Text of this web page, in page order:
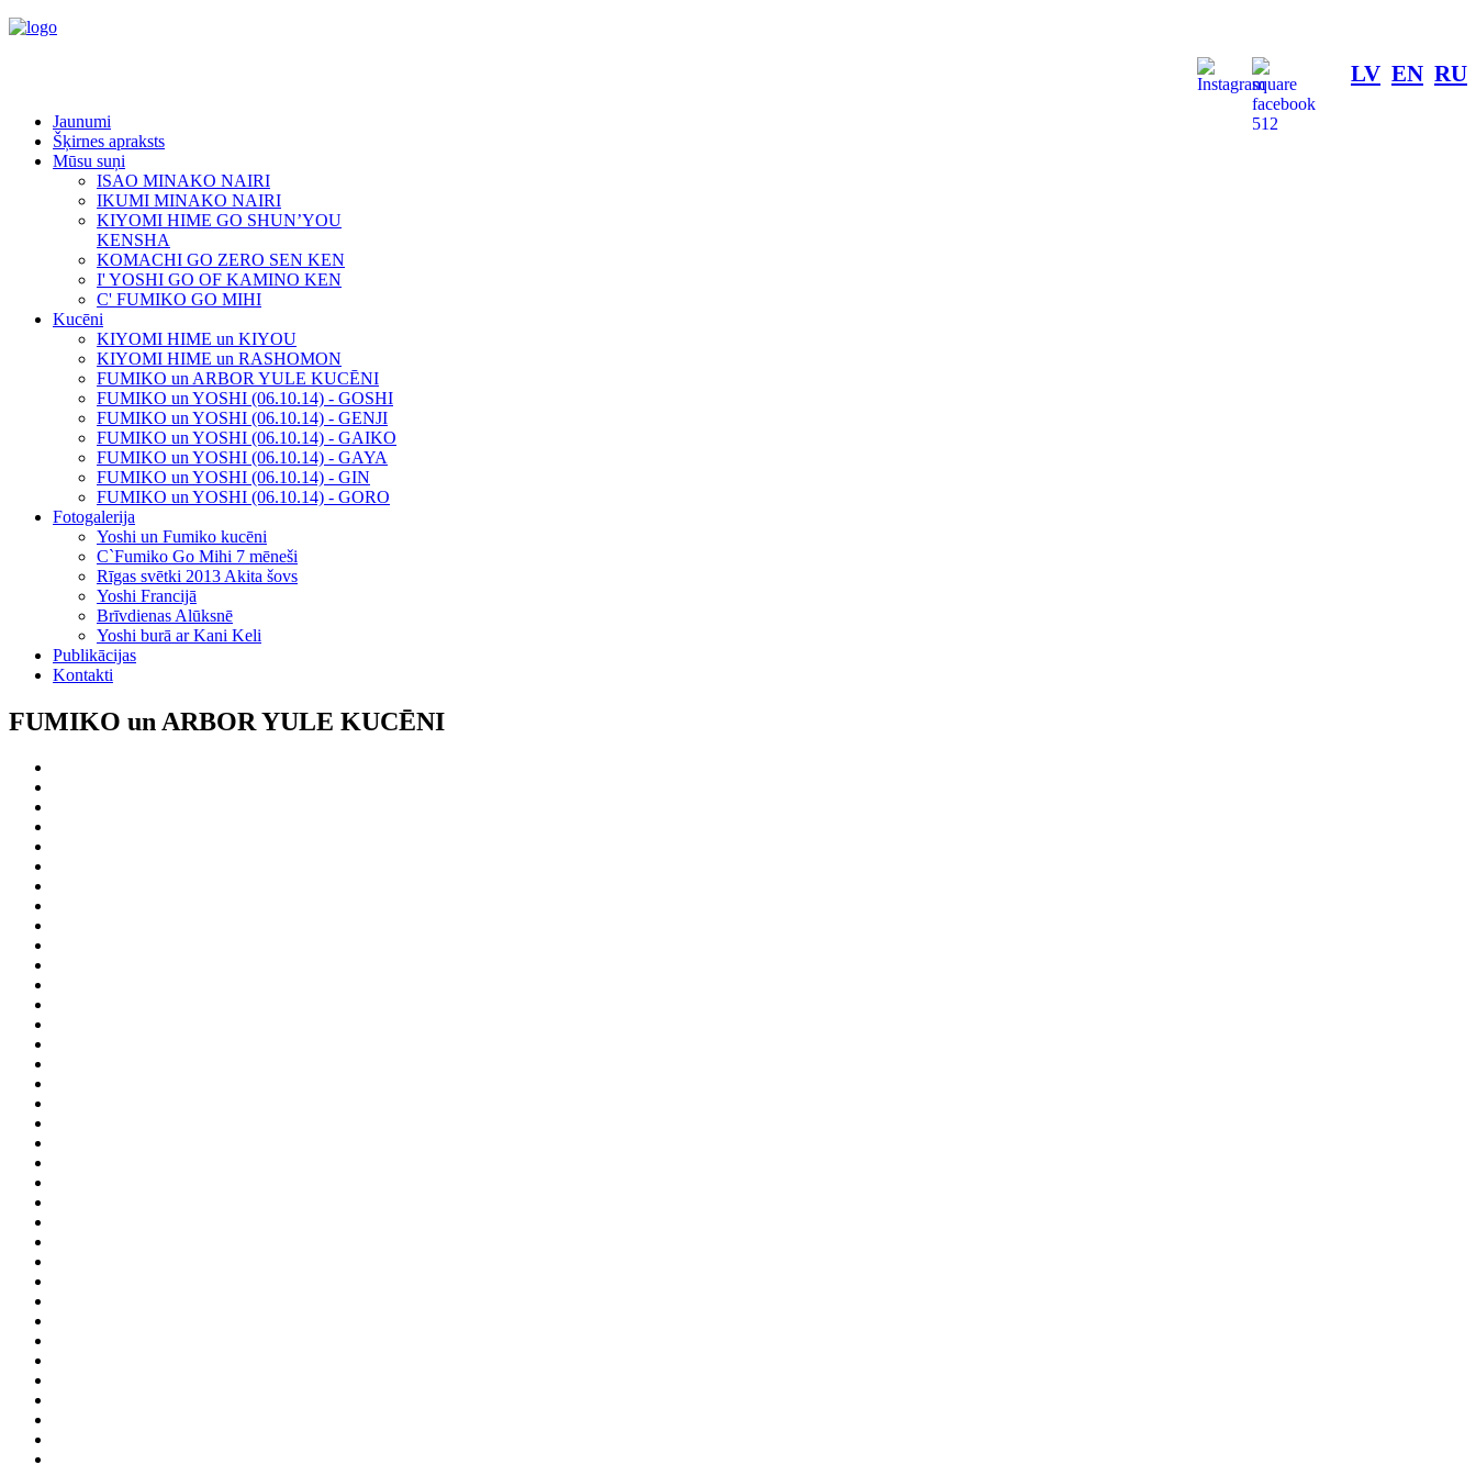
LV EN RU
Jaunumi
Šķirnes apraksts
Mūsu suņi
ISAO MINAKO NAIRI
IKUMI MINAKO NAIRI
KIYOMI HIME GO SHUN’YOU
KENSHA
KOMACHI GO ZERO SEN KEN
I' YOSHI GO OF KAMINO KEN
C' FUMIKO GO MIHI
Kucēni
KIYOMI HIME un KIYOU
KIYOMI HIME un RASHOMON
FUMIKO un ARBOR YULE KUCĒNI
FUMIKO un YOSHI (06.10.14) - GOSHI
FUMIKO un YOSHI (06.10.14) - GENJI
FUMIKO un YOSHI (06.10.14) - GAIKO
FUMIKO un YOSHI (06.10.14) - GAYA
FUMIKO un YOSHI (06.10.14) - GIN
FUMIKO un YOSHI (06.10.14) - GORO
Fotogalerija
Yoshi un Fumiko kucēni
C`Fumiko Go Mihi 7 mēneši
Rīgas svētki 2013 Akita šovs
Yoshi Francijā
Brīvdienas Alūksnē
Yoshi burā ar Kani Keli
Publikācijas
Kontakti
FUMIKO un ARBOR YULE KUCĒNI